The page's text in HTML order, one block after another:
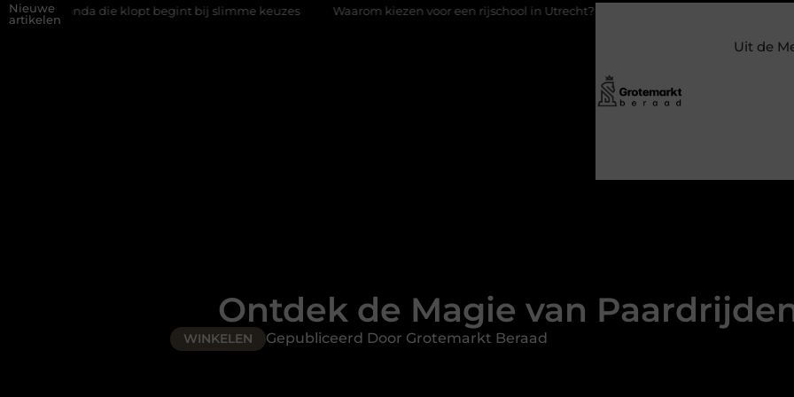
Nieuwe
artikelen
die klopt begint bij slimme keuzes Waarom kiezen voor een rijschool in Utrecht? Duurzaamheid verweven in de bedrijfsvoering
Uit de
Ontdek de Magie van
WINKELEN Gepubliceerd Door Grotemarkt Beraad